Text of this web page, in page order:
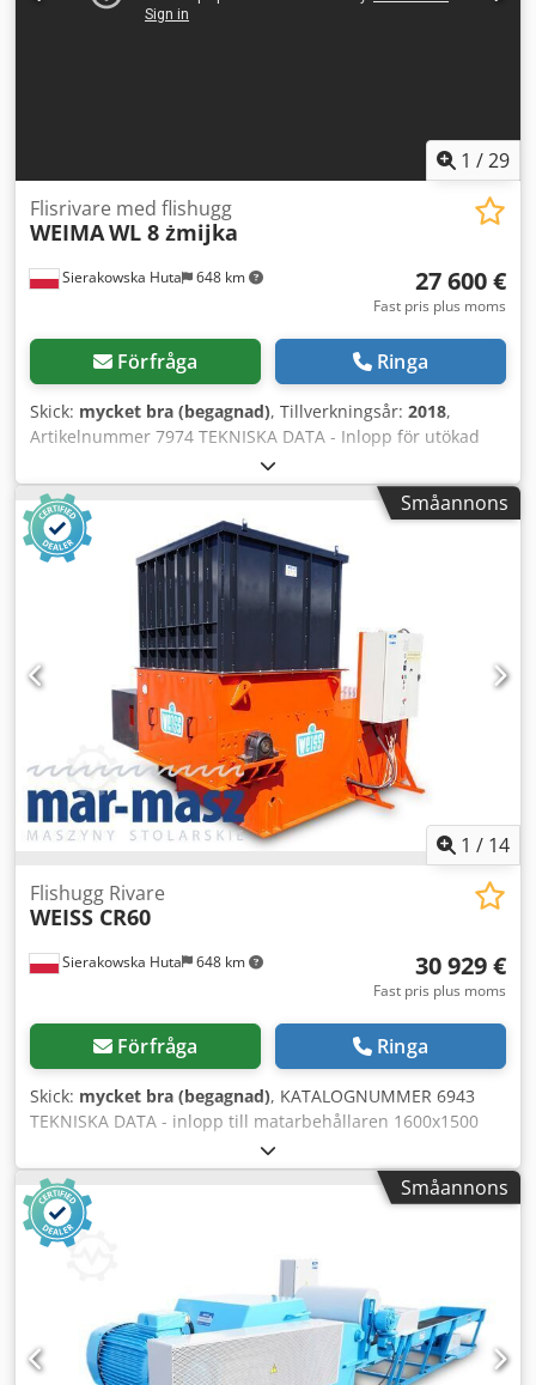
76 900 PLN Nettopris: 18 300 EUR beroende på växelkurs
1 /29
Sierakowska Huta 648 km
Flisrivare med flishugg
WEIMAWL 8 żmijka
27 600 €
Fast pris plus moms
Förfråga Ringa
Skick: mycket bra (begagnad), Tillverkningsår: 2018,
Artikelnummer 7974 TEKNISKA DATA - Inlopp för utökad
lasttratt 1500x1730 mm - Utlopp för flisat trä Ø 200 mm -
Arbetsbredd rotor 990 mm - Huvudmotor 22 kW -
Pumparmotor 0,75 kW - Antal knivar 54 st - Knivmått 40x40
mm - Sikt 20 mm - Presslåda - Elektrisk autorevers - Mått
L/B/H 2500x2200x2350 mm - Vikt ca 2000 kg FÖRDELAR –
Tysk tillverkning - Pulserande matararm - Halv matararm -
Snabb/frammatning – automatisk justering av
presslådehastigheten – Original dokumentation DTR + CE,
år 2018 – Presslåda Dwodjzrnbwopfx Adqoa –
Skruvtransportör – ansvarar för transport av flis –
Autorevers – Begagnad flistugg i mycket gott skick
Nettopris: 115900 PLN Nettopris: 27600 EUR beroende på
växelkurs 4,2 EUR (Priser kan ändras vid större
växelkursvariationer)
Småannons
1 / 14
Sierakowska Huta 648 km
Flishugg Rivare
WEISS CR60
30 929 €
Fast pris plus moms
Förfråga Ringa
Skick: mycket bra (begagnad), KATALOGNUMMER 6943
TEKNISKA DATA - inlopp till matarbehållaren 1600x1500
mm - rotorns arbetsbredd 1500 mm - huvudmotor 45 kW -
pumpmotor 5,5 kW - antal knivar 44 st - knivmått 50x50
mm - sikt 59 mm - pressplatta - automatisk omkastning -
mått längd/bredd/höjd 3430x2800x2850 mm - vikt ca 9000
kg FÖRDELAR – tillverkad i Frankrike - nya knivar
monterade – automatisk omkastning – pressplatta – mycket
gott skick – begagnad flishugg Netto­pris: 129 900 PLN
Dodpfx Adezrna Hsqowa Netto­pris: 30 929 EUR Netto­priset
beräknas enligt växelkursen 4,2 PLN/EUR (vid större
växelkursvariationer kan priset ändras)
Småannons